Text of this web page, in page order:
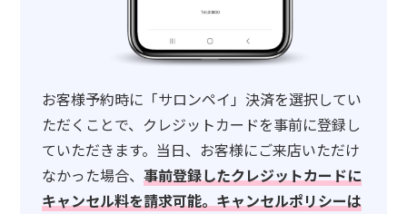
お客様予約時に「サロンペイ」決済を選択してい
ただくことで、クレジットカードを事前に登録し
ていただきます。当日、お客様にご来店いただけ
なかった場合、事前登録したクレジットカードに
キャンセル料を請求可能。キャンセルポリシーは